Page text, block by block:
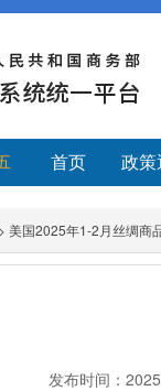
首页 政策
美国2025年1-2月丝绸商
发布时间：